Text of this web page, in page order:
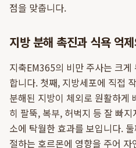
점을 맞춥니다.
지방 분해 촉진과 식욕 억
지축EM365의 비만 주사는 크
합니다. 첫째, 지방세포에 직접
분해된 지방이 체외로 원활하게
히 팔뚝, 복부, 허벅지 등 잘 빠
소에 탁월한 효과를 보입니다.
절하는 호르몬에 영향을 주어